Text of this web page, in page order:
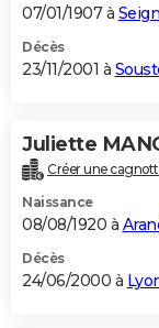
07/01/1907 à
Décès
23/11/2001 à
Juliette
Créer une
Naissance
08/08/1920 à
Décès
24/06/2000 à